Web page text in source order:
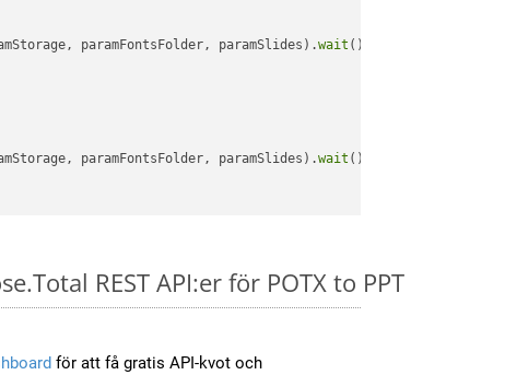
paramFontsFolder, paramSlides).wait ();
paramFontsFolder, paramSlides).wait ();
REST API:er för POTX to PPT
för att få gratis API-kvot och